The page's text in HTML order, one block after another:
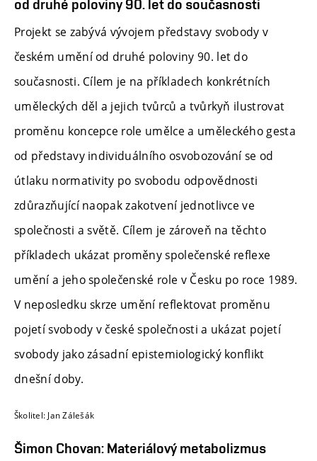
od druhé poloviny 90. let do současnosti
Projekt se zabývá vývojem představy svobody v
českém umění od druhé poloviny 90. let do
současnosti. Cílem je na příkladech konkrétních
uměleckých děl a jejich tvůrců a tvůrkyň ilustrovat
proměnu koncepce role umělce a uměleckého gesta
od představy individuálního osvobozování se od
útlaku normativity po svobodu odpovědnosti
zdůrazňující naopak zakotvení jednotlivce ve
společnosti a světě. Cílem je zároveň na těchto
příkladech ukázat proměny společenské reflexe
umění a jeho společenské role v Česku po roce 1989.
V neposledku skrze umění reflektovat proměnu
pojetí svobody v české společnosti a ukázat pojetí
svobody jako zásadní epistemiologický konflikt
dnešní doby.
Školitel: Jan Zálešák
Šimon Chovan: Materiálový metabolizmus